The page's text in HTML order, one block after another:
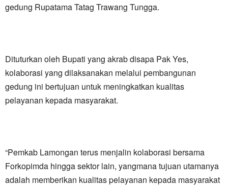
gedung Rupatama Tatag Trawang Tungga.
Dituturkan oleh Bupati yang akrab disapa Pak Yes,
kolaborasi yang dilaksanakan melalui pembangunan
gedung ini bertujuan untuk meningkatkan kualitas
pelayanan kepada masyarakat.
“Pemkab Lamongan terus menjalin kolaborasi bersama
Forkopimda hingga sektor lain, yangmana tujuan utamanya
adalah memberikan kualitas pelayanan kepada masyarakat